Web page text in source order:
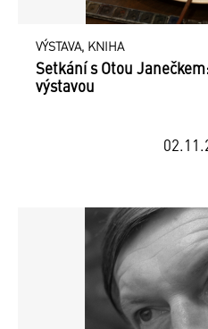
VÝSTAVA, KNIHA
Setkání s Otou
výstavou